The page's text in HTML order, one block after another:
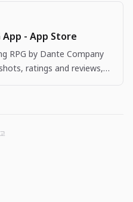
App - App Store
RPG by Dante Company
ratings and reviews,